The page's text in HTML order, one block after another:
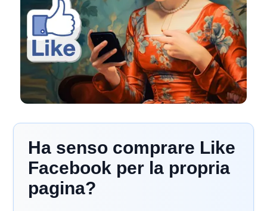
Ha senso comprare Like
Facebook per la propria
pagina?